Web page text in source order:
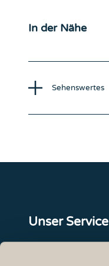
In der Nähe
Sehenswertes
Unser Service